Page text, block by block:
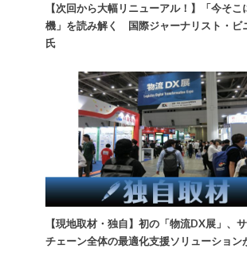
【次回から大幅リニューアル！】「今そこ
機」を読み解く 国際ジャーナリスト・ビ
氏
【現地取材・独自】初の「物流DX展」、
チェーン全体の最適化支援ソリューション